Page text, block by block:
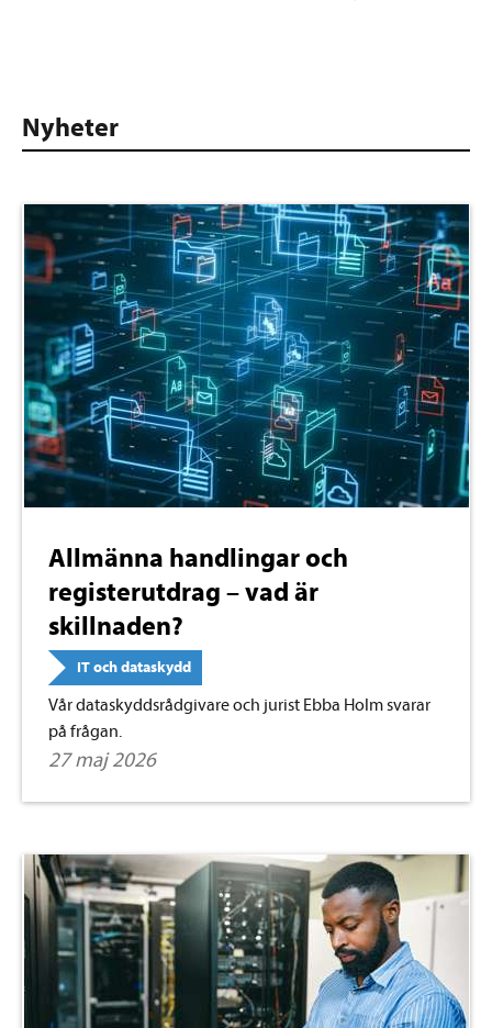
Nyheter
Allmänna handlingar och
registerutdrag – vad är
skillnaden?
IT och dataskydd
Vår dataskyddsrådgivare och jurist Ebba Holm svarar
på frågan.
27 maj 2026